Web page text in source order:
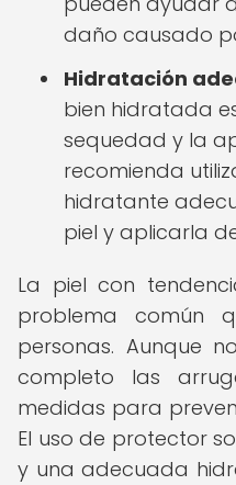
daño causado
Hidratación
bien hidratada
sequedad y la
recomienda
hidratante
piel y aplicarla
La piel con
problema común
personas. Aunque
completo las
medidas para
El uso de protector
y una adecuada